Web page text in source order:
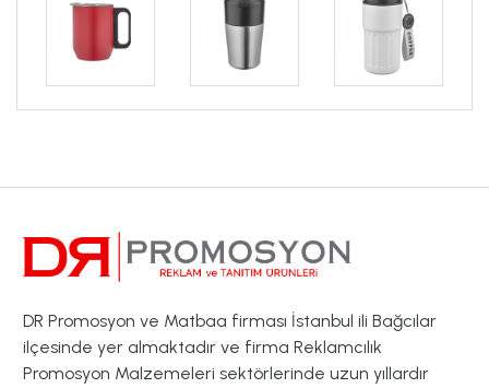
DR Promosyon ve Matbaa firması İstanbul ili Bağcılar
ilçesinde yer almaktadır ve firma Reklamcılık
Promosyon Malzemeleri sektörlerinde uzun yıllardır